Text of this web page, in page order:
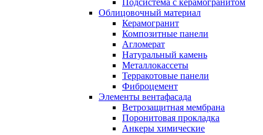
Подсистема с керамогранитом
Облицовочный материал
Керамогранит
Композитные панели
Агломерат
Натуральный камень
Металлокассеты
Терракотовые панели
Фиброцемент
Элементы вентафасада
Ветрозащитная мембрана
Поронитовая прокладка
Анкеры химические